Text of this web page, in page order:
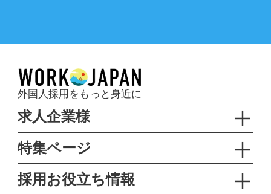
外国人採用をもっと身近に
求人企業様
特集ページ
採用お役立ち情報